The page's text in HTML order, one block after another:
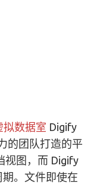
拟数据室 Digify
的团队打造的平
视图，而 Digify
。文件即使在